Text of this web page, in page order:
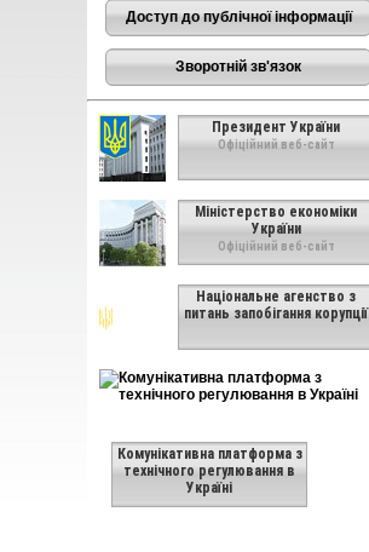
Доступ до публічної інформації
Зворотній зв'язок
Президент України
Офіційний веб-сайт
Міністерство економіки
України
Офіційний веб-сайт
Національне агенство з
питань запобігання корупції
Комунікативна платформа з
технічного регулювання в
Україні